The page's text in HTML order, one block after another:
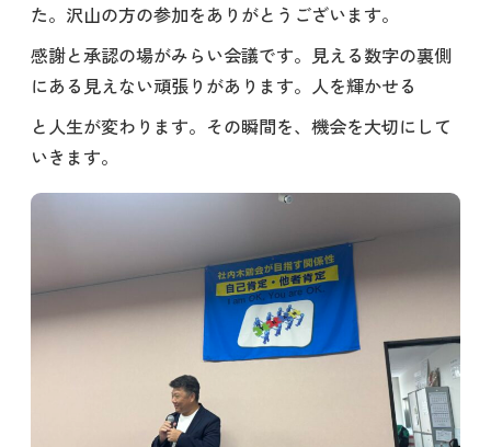
た。沢山の方の参加をありがとうございます。
感謝と承認の場がみらい会議です。見える数字の裏側
にある見えない頑張りがあります。人を輝かせる
と人生が変わります。その瞬間を、機会を大切にして
いきます。